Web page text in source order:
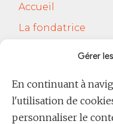
Gérer
En continuant à
l'utilisation de
personnaliser le
Accueil
La fondatrice
Blog Les RH
Contact